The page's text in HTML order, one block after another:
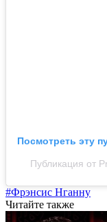
Посмотреть эту
Публикация от
#Фрэнсис Нганну
Читайте также